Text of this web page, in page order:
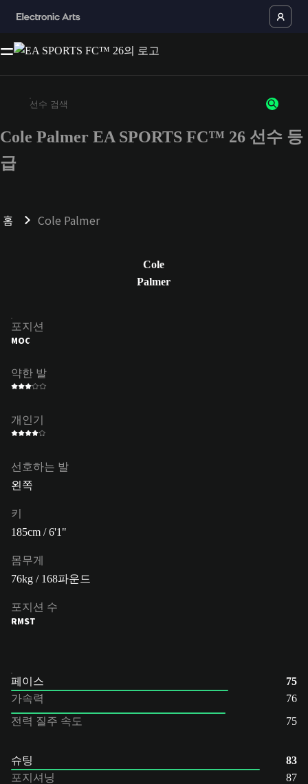
최소 3자 이상의 문자 또는 숫자를 입력하세요
Cole Palmer EA SPORTS FC™ 26 선수 등
급
홈 Cole Palmer
Cole
Palmer
포지션
MOC
약한 발
개인기
선호하는 발
왼쪽
키
185cm / 6'1"
몸무게
76kg / 168파운드
포지션 수
RMST
페이스
75
가속력
76
전력 질주 속도
75
슈팅
83
포지셔닝
87